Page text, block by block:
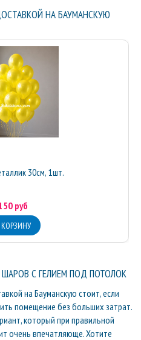
НА БАУМАНСКУЮ
30см, 1шт.
руб
С ГЕЛИЕМ ПОД ПОТОЛОК
на Бауманскую стоит, если
помещение без больших затрат.
который при правильной
очень впечатляюще. Хотите